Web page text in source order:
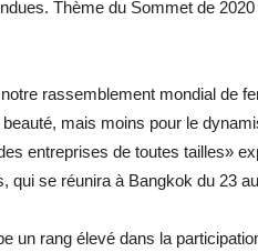
Thème du Sommet de
rassemblement mondial de
mais moins pour le
entreprises de toutes tailles»
qui se réunira à Bangkok du 23
un rang élevé dans la